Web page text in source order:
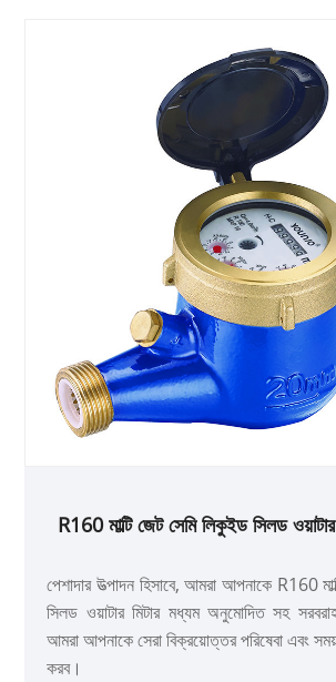
R160 মাল্টি জেট সেমি লিকুইড সিলড
পেশাদার উত্পাদন হিসাবে, আমরা আপনাকে R160
সিলড ওয়াটার মিটার মধ্যম অনুমোদিত সহ
আমরা আপনাকে সেরা বিক্রয়োত্তর পরিষেবা এবং
করব।